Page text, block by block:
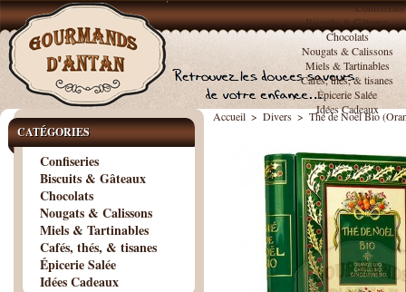
Confiseries
Biscuits & Gâteaux
Chocolats
Nougats & Calissons
Miels & Tartinables
Cafés, thés, & tisanes
Épicerie Salée
Idées Cadeaux
CATÉGORIES
Confiseries
Biscuits & Gâteaux
Chocolats
Nougats & Calissons
Miels & Tartinables
Cafés, thés, & tisanes
Épicerie Salée
Idées Cadeaux
Accueil > Divers > Thé de Noël Bio